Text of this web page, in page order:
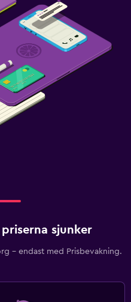
sjunker
– endast med Prisbevakning.